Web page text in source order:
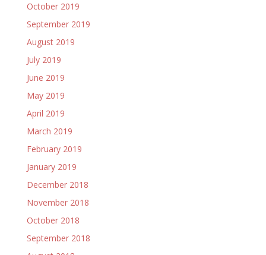
October 2019
September 2019
August 2019
July 2019
June 2019
May 2019
April 2019
March 2019
February 2019
January 2019
December 2018
November 2018
October 2018
September 2018